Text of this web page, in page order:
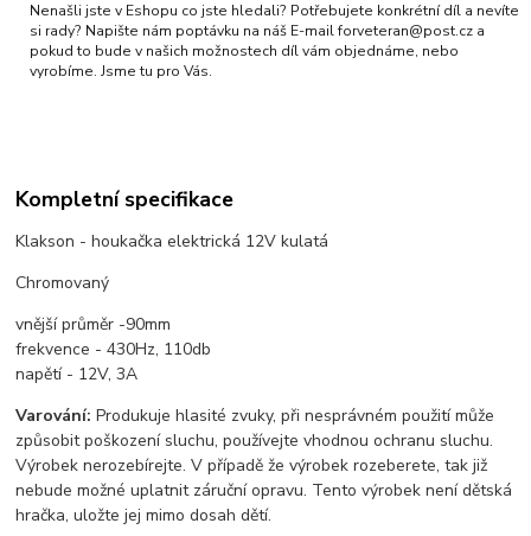
Nenašli jste v Eshopu co jste hledali? Potřebujete konkrétní díl a nevíte
si rady? Napište nám poptávku na náš E-mail forveteran@post.cz a
pokud to bude v našich možnostech díl vám objednáme, nebo
vyrobíme. Jsme tu pro Vás.
Kompletní specifikace
Klakson - houkačka elektrická 12V kulatá
Chromovaný
vnější průměr -90mm
frekvence - 430Hz, 110db
napětí - 12V, 3A
Varování: Produkuje hlasité zvuky, při nesprávném použití může
způsobit poškození sluchu, používejte vhodnou ochranu sluchu.
Výrobek nerozebírejte. V případě že výrobek rozeberete, tak již
nebude možné uplatnit záruční opravu. Tento výrobek není dětská
hračka, uložte jej mimo dosah dětí.